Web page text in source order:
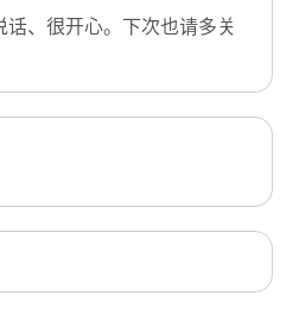
、很开心。下次也请多关